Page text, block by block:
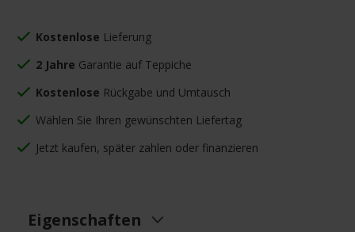
Kostenlose Lieferung
2 Jahre Garantie auf Teppiche
Kostenlose Rückgabe und Umtausch
Wählen Sie Ihren gewünschten Liefertag
Jetzt kaufen, später zahlen oder finanzieren
Eigenschaften